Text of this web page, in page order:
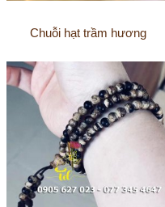
Chuỗi hạt trầm hương